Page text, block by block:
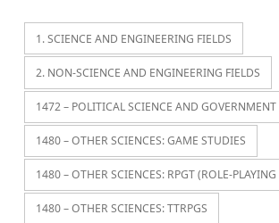
1. SCIENCE AND ENGINEERING FIELDS
2. NON-SCIENCE AND ENGINEERING FIELDS
1472 – POLITICAL SCIENCE AND GOVERNMENT
1480 – OTHER SCIENCES: GAME STUDIES
1480 – OTHER SCIENCES: RPGT (ROLE-
1480 – OTHER SCIENCES: TTRPGS